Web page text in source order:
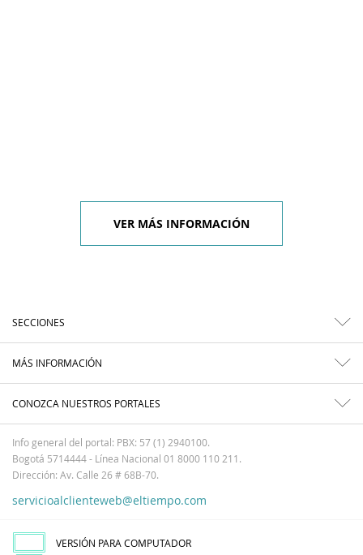
VER MÁS INFORMACIÓN
SECCIONES
MÁS INFORMACIÓN
CONOZCA NUESTROS PORTALES
Info general del portal: PBX: 57 (1) 2940100.
Bogotá 5714444 - Línea Nacional 01 8000 110 211.
Dirección: Av. Calle 26 # 68B-70.
servicioalclienteweb@eltiempo.com
VERSIÓN PARA COMPUTADOR